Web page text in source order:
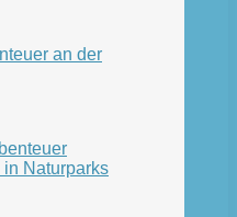
an der
in Naturparks